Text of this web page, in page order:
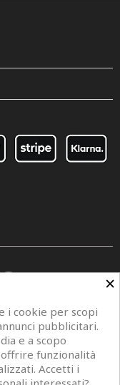
P.IVA 04962320273.
×
i cookie per scopi
pubblicitari.
e a scopo
funzionalità
Accetti i